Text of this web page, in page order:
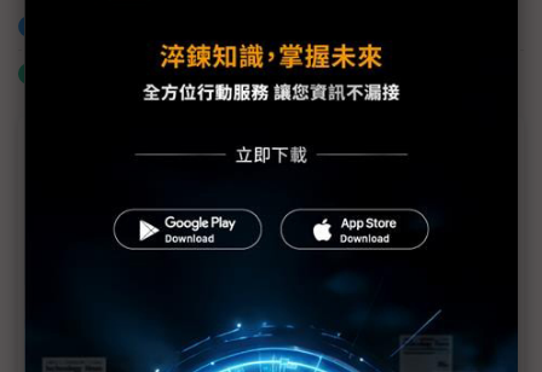
什麼是「關鍵字追蹤」
議題精選－面板淡季不淡藏陰霾
面板採購潮提前爆發 下半年反轉陰影籠罩
兩大原因助攻 2025年面板產值溫和成長